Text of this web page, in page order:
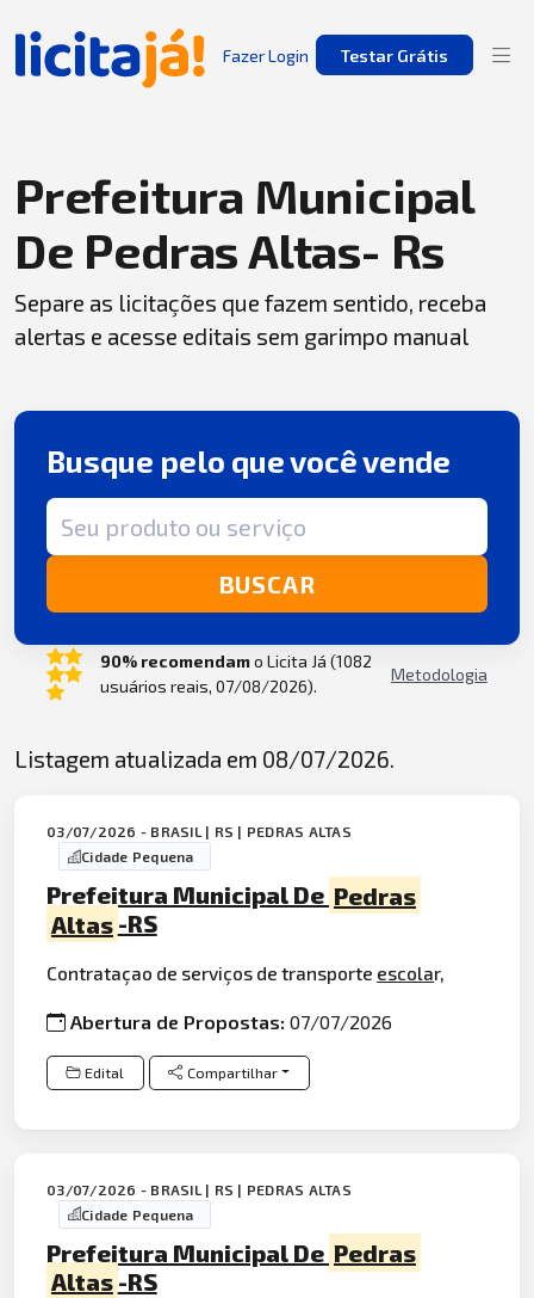
Fazer Login Testar Grátis
Prefeitura Municipal
De Pedras Altas- Rs
Separe as licitações que fazem sentido, receba
alertas e acesse editais sem garimpo manual
Busque pelo que você vende
Termo de busca
BUSCAR
90% recomendamo Licita Já (1082
usuários reais, 07/08/2026).
Metodologia
Listagem atualizada em 08/07/2026.
03/07/2026 - BRASIL | RS | PEDRAS ALTAS
Cidade Pequena
Prefeitura Municipal De Pedras
Altas -RS
Contrataçao de serviços de transporte escolar,
Abertura de Propostas:07/07/2026
Edital Compartilhar
03/07/2026 - BRASIL | RS | PEDRAS ALTAS
Cidade Pequena
Prefeitura Municipal De Pedras
Altas -RS